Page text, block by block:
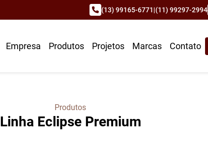
(13) 99165-6771|(11) 99297-2994
Empresa Produtos Projetos Marcas Contato
Produtos
Linha Eclipse Premium